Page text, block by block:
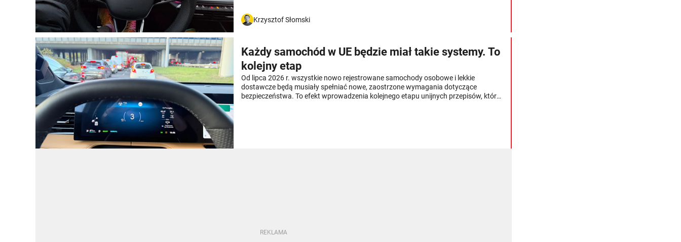
Krzysztof Słomski
Każdy samochód w UE będzie miał takie systemy. To
kolejny etap
Od lipca 2026 r. wszystkie nowo rejestrowane samochody osobowe i lekkie
dostawcze będą musiały spełniać nowe, zaostrzone wymagania dotyczące
bezpieczeństwa. To efekt wprowadzenia kolejnego etapu unijnych przepisów, które